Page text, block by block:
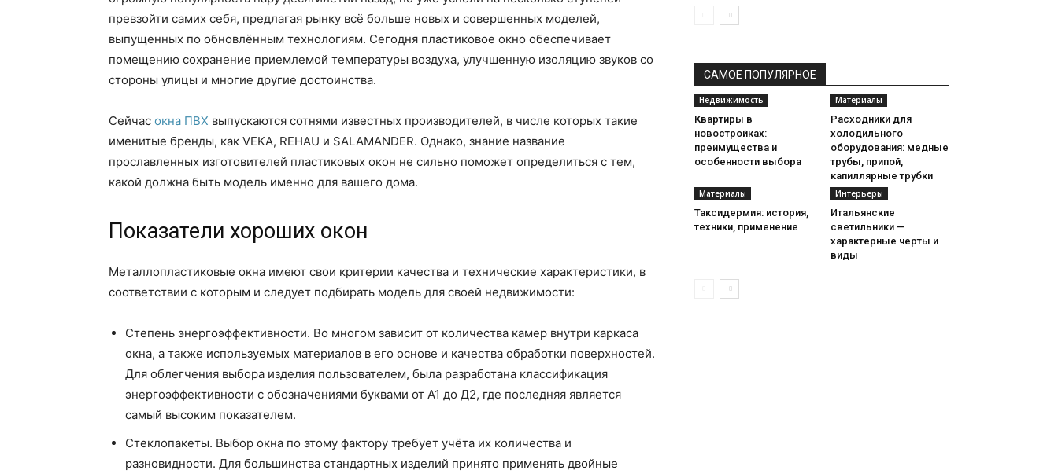
превзойти самих себя, предлагая рынку всё больше новых и совершенных моделей,
выпущенных по обновлённым технологиям. Сегодня пластиковое окно обеспечивает
помещению сохранение приемлемой температуры воздуха, улучшенную изоляцию звуков со
стороны улицы и многие другие достоинства.
Сейчас окна ПВХ выпускаются сотнями известных производителей, в числе которых такие
именитые бренды, как VEKA, REHAU и SALAMANDER. Однако, знание название
прославленных изготовителей пластиковых окон не сильно поможет определиться с тем,
какой должна быть модель именно для вашего дома.
Показатели хороших окон
Металлопластиковые окна имеют свои критерии качества и технические характеристики, в
соответствии с которым и следует подбирать модель для своей недвижимости:
Степень энергоэффективности. Во многом зависит от количества камер внутри каркаса
окна, а также используемых материалов в его основе и качества обработки поверхностей.
Для облегчения выбора изделия пользователем, была разработана классификация
энергоэффективности с обозначениями буквами от А1 до Д2, где последняя является
самый высоким показателем.
Стеклопакеты. Выбор окна по этому фактору требует учёта их количества и
разновидности. Для большинства стандартных изделий принято применять двойные
САМОЕ ПОПУЛЯРНОЕ
Недвижимость
Квартиры в
новостройках:
преимущества и
особенности выбора
Материалы
Расходники для
холодильного
оборудования: медные
трубы, припой,
капиллярные трубки
Материалы
Таксидермия: история,
техники, применение
Интерьеры
Итальянские
светильники —
характерные черты и
виды